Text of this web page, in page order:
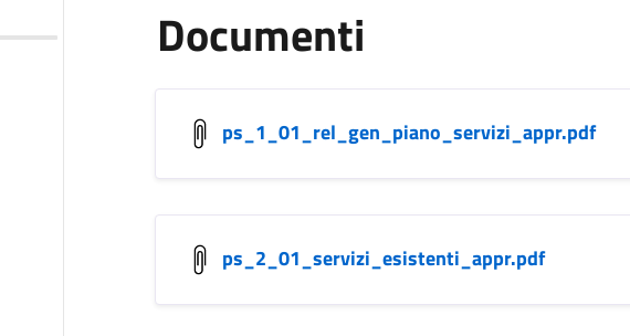
Documenti
ps_1_01_rel_gen_piano_servizi_appr.pdf
ps_2_01_servizi_esistenti_appr.pdf